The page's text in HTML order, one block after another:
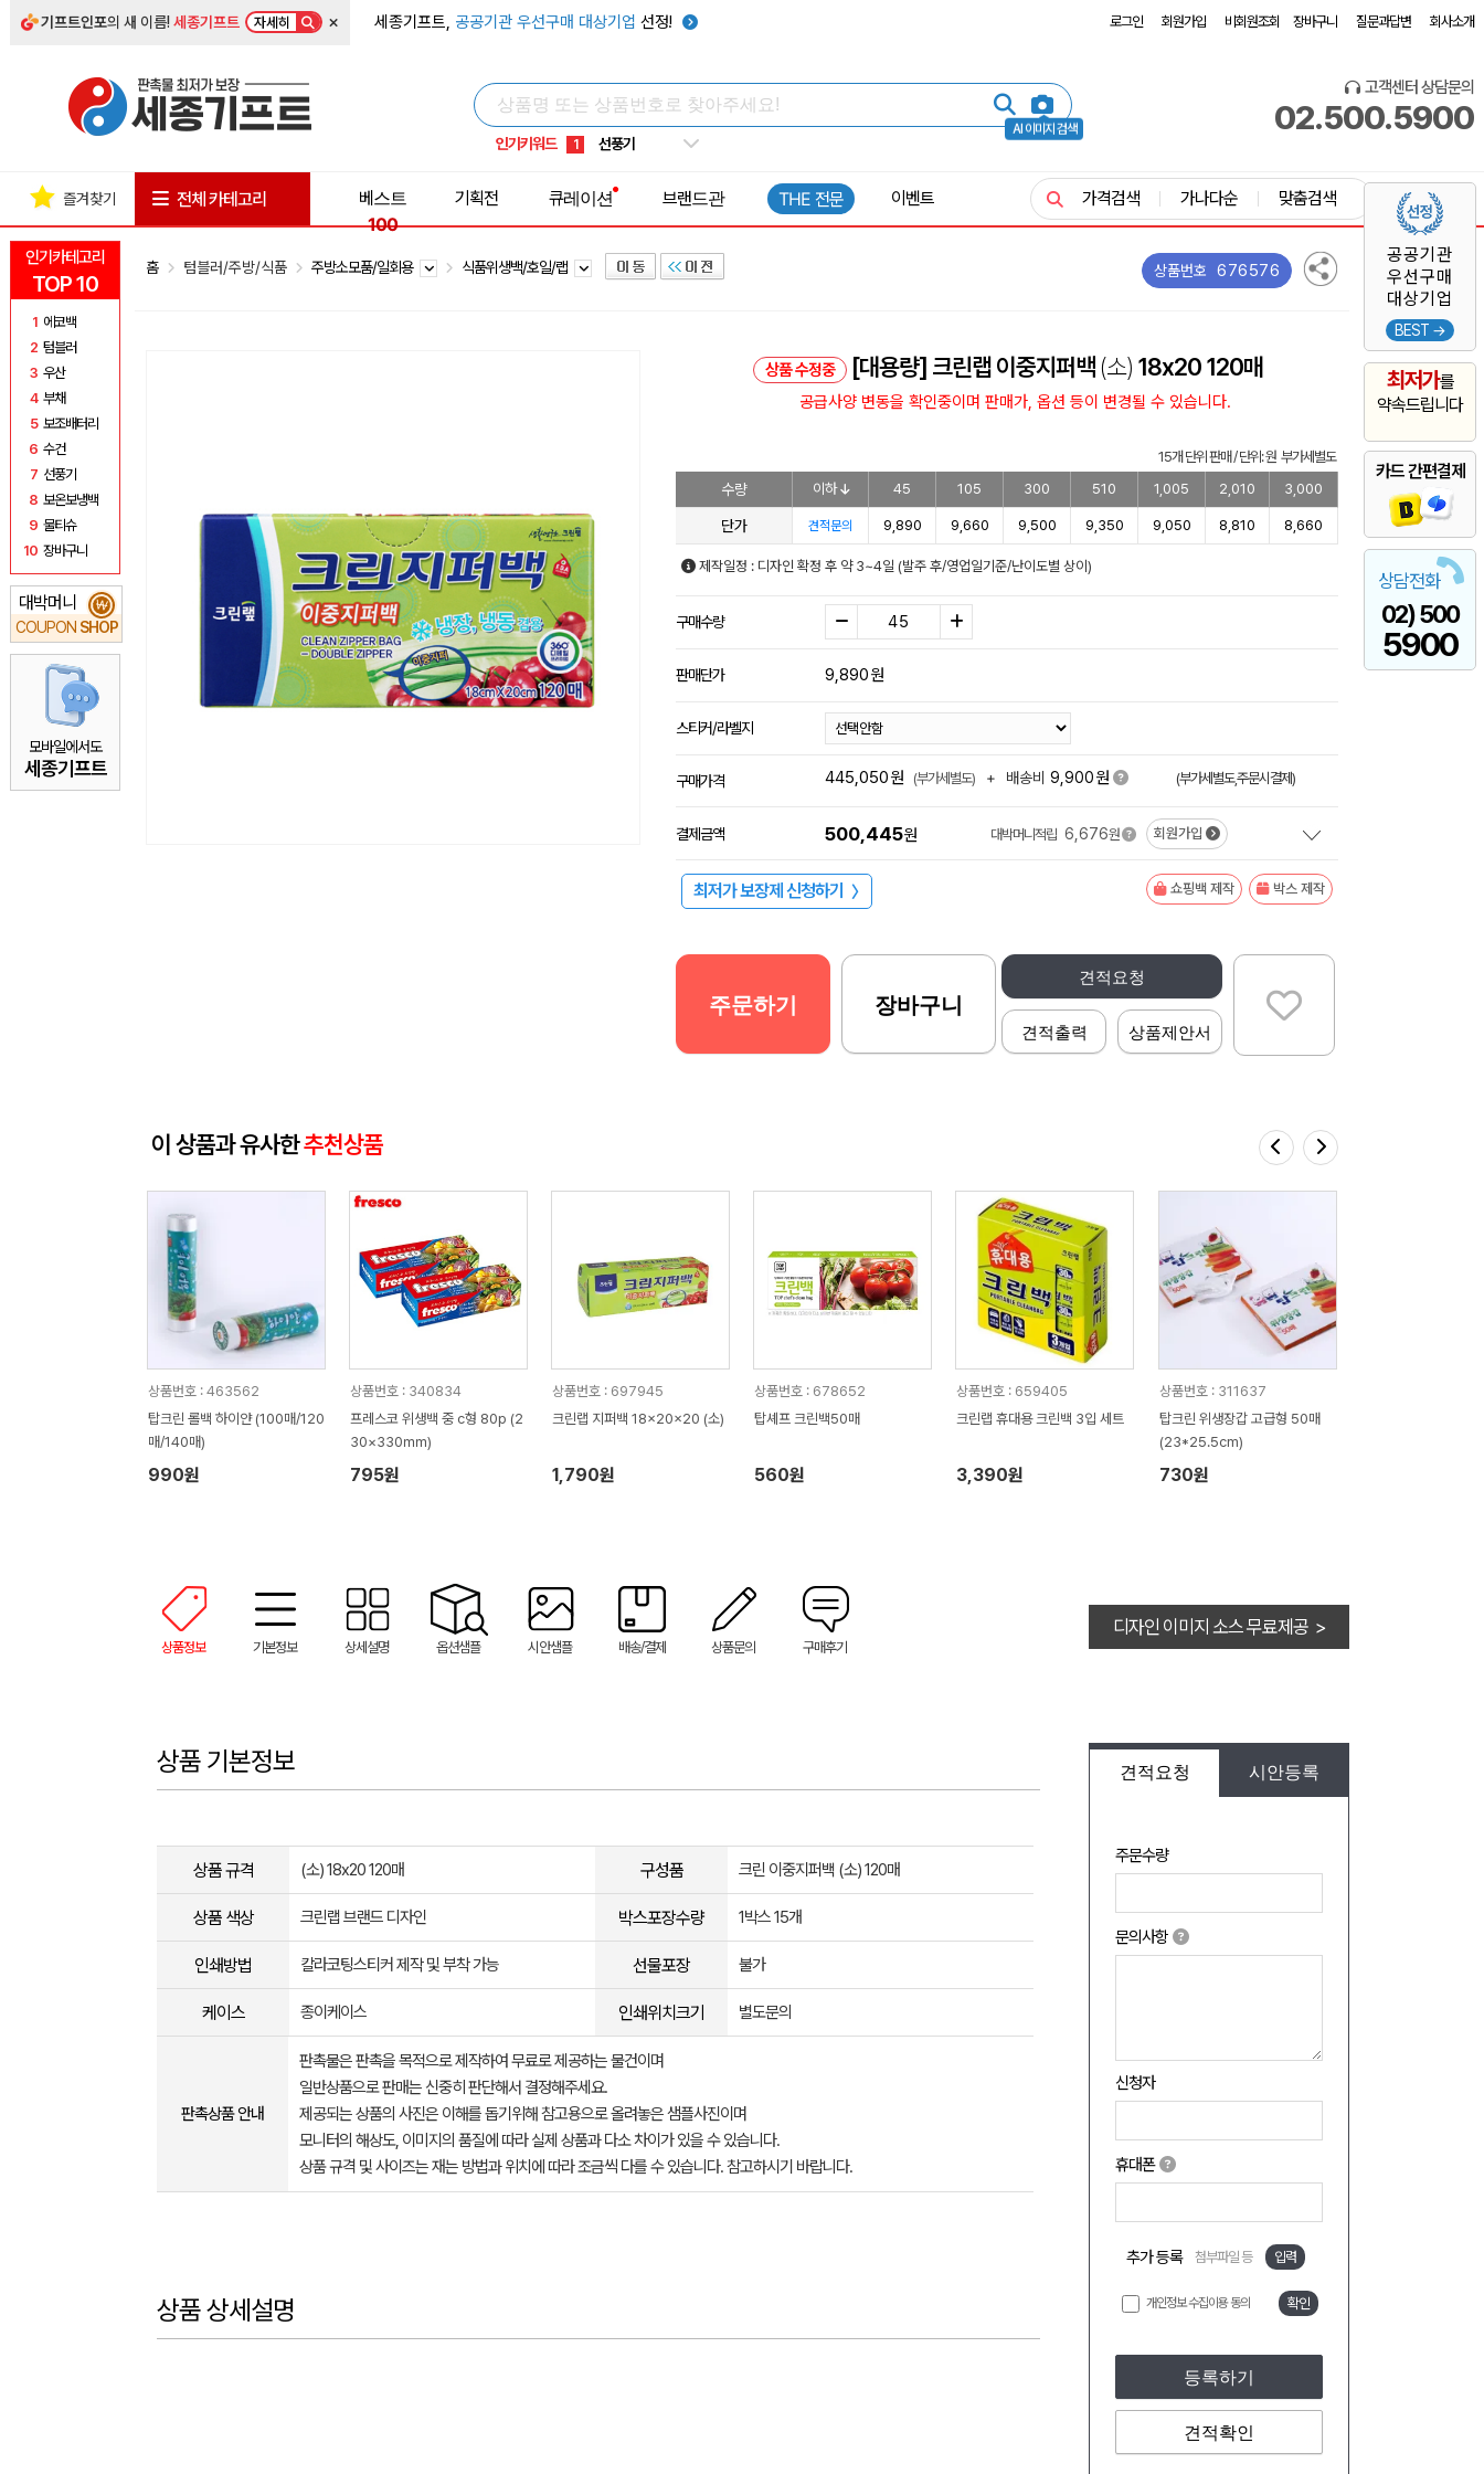
기프트인포의 새 이름!세종기프트 자세히 × 세종기프트, 공공기관 우선구매 대상기업 선정! 로그인 회원가입 비회원조회 장바구니 질문과답변 회사소개
AI 이미지 검색
인기키워드
1 선풍기
2 부채
4 보온보냉백
6 우산
고객센터 상담문의
02.500.5900
인기카테고리
TOP 10
1 에코백
2 텀블러
3 우산
4 부채
5 보조배터리
6 수건
7 선풍기
8 보온보냉백
9 물티슈
10 장바구니
대박머니
COUPON SHOP
₩
모바일에서도
세종기프트
공공기관
우선구매
대상기업
BEST →
최저가를
약속드립니다
카드 간편결제
상담전화
02) 500
5900
즐겨찾기 전체 카테고리
베스트
100
기획전 큐레이션 브랜드관 THE 전문 이벤트 가격검색 가나다순 맞춤검색
홈 텀블러/주방/식품 주방소모품/일회용 식품위생백/호일/랩 상품번호 676576
상품 수정중 [대용량] 크린랩 이중지퍼백(소) 18x20 120매
공급사양 변동을 확인중이며 판매가, 옵션 등이 변경될 수 있습니다.
15개 단위 판매 / 단위: 원 부가세별도
수량 이하 45 105 300 510 1,005 2,010 3,000
단가 견적문의 9,890 9,660 9,500 9,350 9,050 8,810 8,660
제작일정 : 디자인 확정 후 약 3~4일 (발주 후/영업일기준/난이도별 상이)
구매수량
판매단가 9,890원
스티커/라벨지
구매가격 445,050원 (부가세별도) + 배송비 9,900원 (부가세별도,주문시결제)
결제금액 500,445원 대박머니적립 6,676원 회원가입
최저가 보장제 신청하기 〉 쇼핑백 제작 박스 제작
견적요청
견적출력 상품제안서
주문하기 장바구니
이 상품과 유사한추천상품
상품번호 : 463562
탑크린 롤백 하이얀 (100매/120
매/140매)
990원
상품번호 : 340834
프레스코 위생백 중 c형 80p (2
30×330㎜)
795원
상품번호 : 697945
크린랩 지퍼백 18x20x20 (소)
1,790원
상품번호 : 678652
탑셰프 크린백50매
560원
상품번호 : 659405
크린랩 휴대용 크린백 3입 세트
3,390원
상품번호 : 311637
탑크린 위생장갑 고급형 50매
(23*25.5cm)
730원
상품정보 기본정보 상세설명 옵션샘플 시안샘플 배송/결제 상품문의 구매후기
디자인 이미지 소스 무료제공 >
견적요청 시안등록
주문수량
문의사항
신청자
휴대폰
추가 등록 첨부파일 등 입력
개인정보 수집이용 동의 확인
등록하기
견적확인
상품 기본정보
상품 규격 (소) 18x20 120매 구성품 크린 이중지퍼백 (소) 120매
상품 색상 크린랩 브랜드 디자인 박스포장수량 1박스 15개
인쇄방법 칼라코팅스티커 제작 및 부착 가능 선물포장 불가
케이스 종이케이스 인쇄위치크기 별도문의
판촉상품 안내
판촉물은 판촉을 목적으로 제작하여 무료로 제공하는 물건이며
일반상품으로 판매는 신중히 판단해서 결정해주세요.
제공되는 상품의 사진은 이해를 돕기위해 참고용으로 올려놓은 샘플사진이며
모니터의 해상도, 이미지의 품질에 따라 실제 상품과 다소 차이가 있을 수 있습니다.
상품 규격 및 사이즈는 재는 방법과 위치에 따라 조금씩 다를 수 있습니다. 참고하시기 바랍니다.
상품 상세설명